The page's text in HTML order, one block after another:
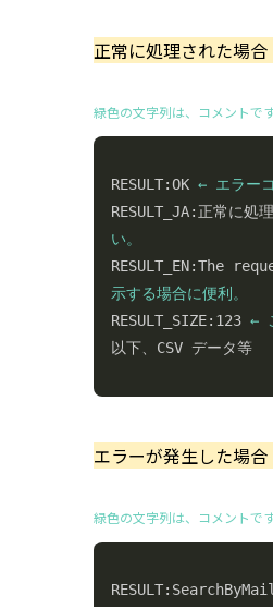
正常に処理された場
緑色の文字列は、コメントで
RESULT:OK ← エラー
RESULT_JA:正常に処
い。
RESULT_EN:The
示する場合に便利。
RESULT_SIZE:123 ←
以下、CSV データ等
エラーが発生した場
緑色の文字列は、コメントで